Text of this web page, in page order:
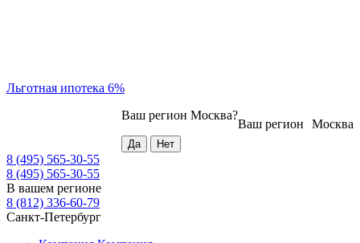
Льготная ипотека 6%
Москва
Ваш регион
Ваш регион Москва?
8 (495) 565-30-55
8 (495) 565-30-55
В вашем регионе
8 (812) 336-60-79
Санкт-Петербург